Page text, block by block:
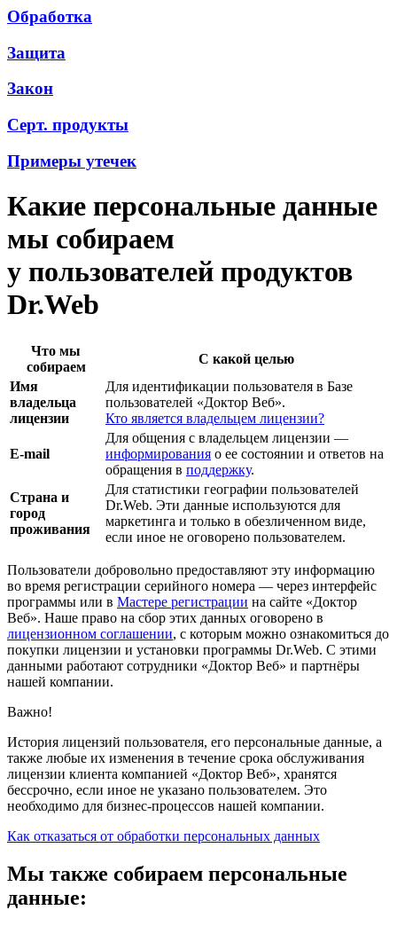
Обработка
Защита
Закон
Серт. продукты
Примеры утечек
Какие персональные данные
мы собираем
у пользователей продуктов
Dr.Web
Что мы
собираем
С какой целью
Имя
владельца
лицензии
Для идентификации пользователя в Базе
пользователей «Доктор Веб».
Кто является владельцем лицензии?
E-mail
Для общения с владельцем лицензии —
информирования о ее состоянии и ответов на
обращения в поддержку.
Страна и
город
проживания
Для статистики географии пользователей
Dr.Web. Эти данные используются для
маркетинга и только в обезличенном виде,
если иное не оговорено пользователем.
Пользователи добровольно предоставляют эту информацию
во время регистрации серийного номера — через интерфейс
программы или в Мастере регистрации на сайте «Доктор
Веб». Наше право на сбор этих данных оговорено в
лицензионном соглашении, с которым можно ознакомиться до
покупки лицензии и установки программы Dr.Web. С этими
данными работают сотрудники «Доктор Веб» и партнёры
нашей компании.
Важно!
История лицензий пользователя, его персональные данные, а
также любые их изменения в течение срока обслуживания
лицензии клиента компанией «Доктор Веб», хранятся
бессрочно, если иное не указано пользователем. Это
необходимо для бизнес-процессов нашей компании.
Как отказаться от обработки персональных данных
Мы также собираем персональные
данные: